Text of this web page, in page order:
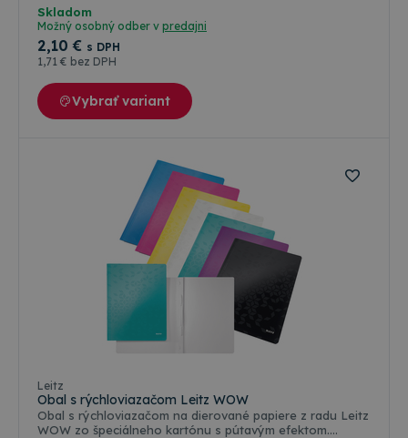
vymeniteľným štítkom pre popis obsahu. Z hornej časti
má výrez pre palec pre jednoduchšie uchytenie a
manipuláciu s obalom. Vyrobené zo 100% recyklovaného
kartónu. Certifikované Modrým Anjelom (Blue Angel).
Farba: natúr. Rozmery: 268 x 1 x 348 (mm)
Skladom
Možný osobný odber v predajni
2,10 € s DPH
1,71 € bez DPH
Vybrať variant
Farebné varianty
Leitz
Obal s rýchloviazačom Leitz WOW
Obal s rýchloviazačom na dierované papiere z radu Leitz
WOW zo špeciálneho kartónu s pútavým efektom.